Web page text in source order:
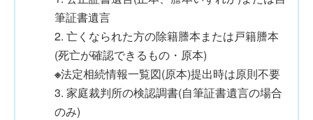
筆証書遺言
2. 亡くなられた方の除籍謄本または戸籍謄本
(死亡が確認できるもの・原本)
※法定相続情報一覧図(原本)提出時は原則不要
3. 家庭裁判所の検認調書(自筆証書遺言の場合
のみ)